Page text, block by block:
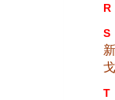
R
S
新
戈
T